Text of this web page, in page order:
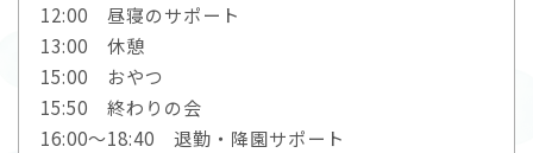
12:00 昼寝のサポート
13:00 休憩
15:00 おやつ
15:50 終わりの会
16:00～18:40 退勤・降園サポート